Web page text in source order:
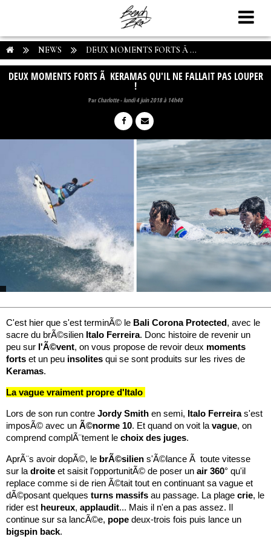
NEWS DEUX MOMENTS FORTS Ã ...
DEUX MOMENTS FORTS Ã KERAMAS QU'IL NE FALLAIT PAS LOUPER
!
ParCharlotte-lundi 4 juin 2018 à 14h40
C'est hier que s'est terminÃ© le Bali Corona Protected, avec le
sacre du brÃ©silien Italo Ferreira. Donc histoire de revenir un
peu sur l'Ã©vent, on vous propose de revoir deux moments
forts et un peu insolites qui se sont produits sur les rives de
Keramas.
La vague vraiment propre d'Italo
Lors de son run contre Jordy Smith en semi, Italo Ferreiras'est
imposÃ© avec un Ã©norme 10. Et quand on voit la vague, on
comprend complÃ¨tement le choix des juges.
AprÃ¨s avoir dopÃ©, le brÃ©silien s'Ã©lance Ã toute vitesse
sur la droite et saisit l'opportunitÃ© de poser un air 360° qu'il
replace comme si de rien Ã©tait tout en continuant sa vague et
dÃ©posant quelques turns massifs au passage. La plage crie, le
rider est heureux, applaudit... Mais il n'en a pas assez. Il
continue sur sa lancÃ©e, pope deux-trois fois puis lance un
bigspin back.